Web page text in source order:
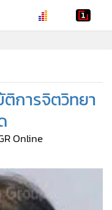
การจิตวิทยา
Online